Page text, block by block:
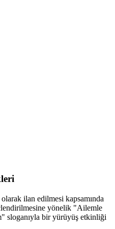
ilan edilmesi kapsamında
yönelik "Ailemle
sloganıyla bir yürüyüş etkinliği